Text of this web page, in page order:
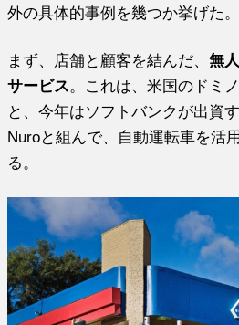
外の具体的事例を幾つか挙げた。
まず、店舗と顧客を結んだ、無
サービス。これは、米国のドミ
と、今年はソフトバンクが出資
Nuroと組んで、自動運転車を活
る。